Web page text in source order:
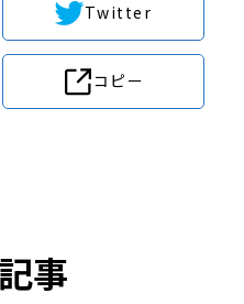
Twitter
コピー
事